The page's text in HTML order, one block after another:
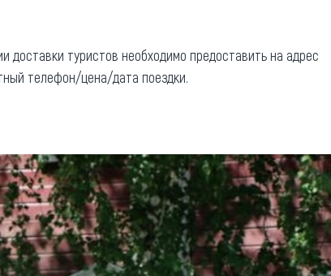
туристов необходимо предоставить на адрес
телефон/цена/дата поездки.